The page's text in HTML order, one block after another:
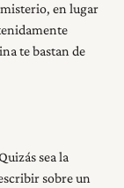
en lugar
te bastan de
sea la
sobre un